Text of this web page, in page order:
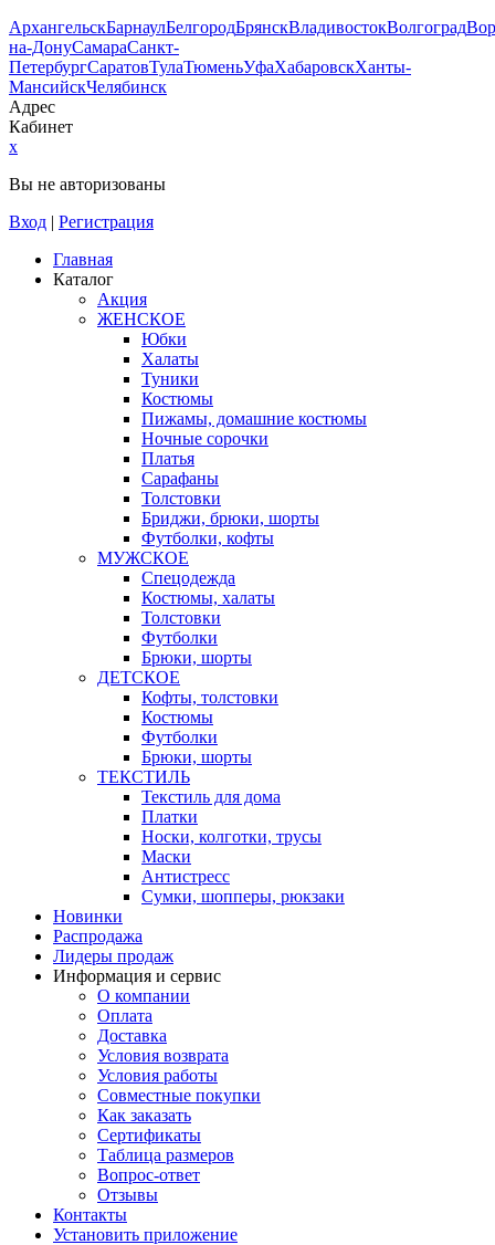
АрхангельскБарнаулБелгородБрянскВладивостокВолгоград
на-ДонуСамараСанкт-
ПетербургСаратовТулаТюменьУфаХабаровскХанты-
МансийскЧелябинск
Адрес
Кабинет
x
Вы не авторизованы
Вход | Регистрация
Главная
Каталог
Акция
ЖЕНСКОЕ
Юбки
Халаты
Туники
Костюмы
Пижамы, домашние костюмы
Ночные сорочки
Платья
Сарафаны
Толстовки
Бриджи, брюки, шорты
Футболки, кофты
МУЖСКОЕ
Спецодежда
Костюмы, халаты
Толстовки
Футболки
Брюки, шорты
ДЕТСКОЕ
Кофты, толстовки
Костюмы
Футболки
Брюки, шорты
ТЕКСТИЛЬ
Текстиль для дома
Платки
Носки, колготки, трусы
Маски
Антистресс
Сумки, шопперы, рюкзаки
Новинки
Распродажа
Лидеры продаж
Информация и сервис
О компании
Оплата
Доставка
Условия возврата
Условия работы
Совместные покупки
Как заказать
Сертификаты
Таблица размеров
Вопрос-ответ
Отзывы
Контакты
Установить приложение